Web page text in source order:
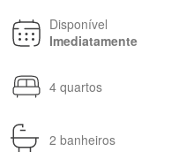
Disponível
Imediatamente
4 quartos
2 banheiros